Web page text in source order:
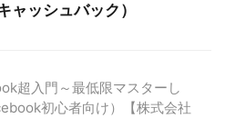
ッシュバック）
超入門～最低限マスターし
初心者向け）【株式会社